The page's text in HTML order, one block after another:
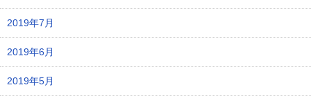
2019年7月
2019年6月
2019年5月